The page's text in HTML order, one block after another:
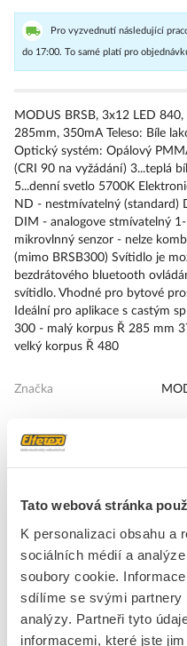
Tato webová stránka
K personalizaci obsahu a
sociálních médií a
soubory cookie.
sdílíme se svými partnery
analýzy. Partneři tyto
informacemi, které jste
Pro vyzvednutí následující
do 17:00. To samé platí pro
MODUS BRSB, 3x12 LED
285mm, 350mA Teleso: Bíle
Optický systém: Opálový
(CRI 90 na vyžádání) 3...teplá
5...denní svetlo 5700K
ND - nestmívatelný (standard)
DIM - analogove stmívatelný
mikrovlnný senzor - nelze
(mimo BRSB300) Svítidlo je
bezdrátového bluetooth
svítidlo. Vhodné pro bytové
Ideální pro aplikace s castým
300 - malý korpus Ř 285 mm
velký korpus Ř 480
Značka
Stropní/nástěnná svítidla
třída ochrany
I
Barva těla
Bílá
Provozní jednotka
Index podání barev
80-
Výška / hloubka
89